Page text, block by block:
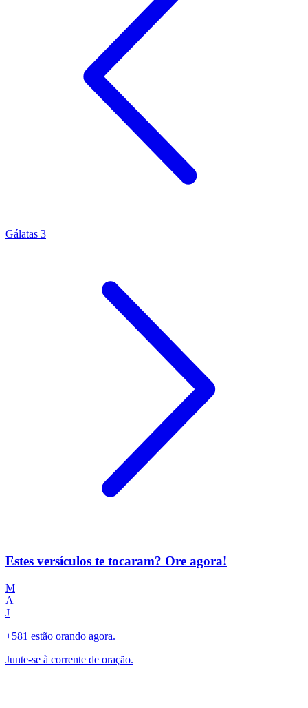
Gálatas 3
Estes versículos te tocaram? Ore agora!
M
A
J
+581 estão orando agora.
Junte-se à corrente de oração.